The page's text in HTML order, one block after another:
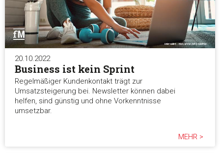
20.10.2022
Business ist kein Sprint
Regelmäßiger Kundenkontakt trägt zur
Umsatzsteigerung bei. Newsletter können dabei
helfen, sind günstig und ohne Vorkenntnisse
umsetzbar.
MEHR >